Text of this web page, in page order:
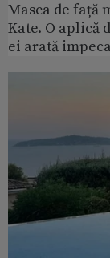
Masca de față
Kate. O aplică
ei arată